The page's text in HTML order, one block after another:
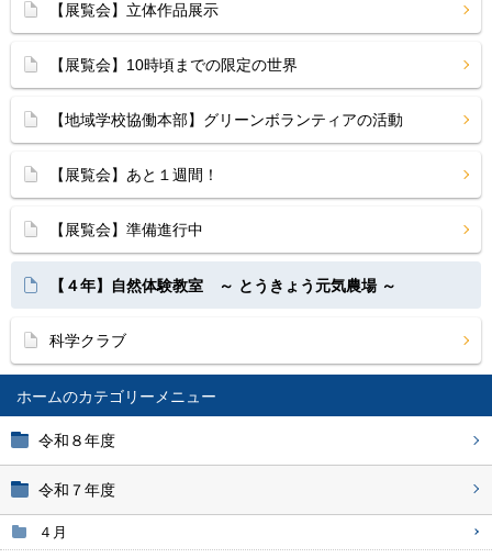
ホーム
令和８年度
令和７年度
４月
【展覧会】立体作品展示
【展覧会】10時頃までの限定の世界
【地域学校協働本部】グリーンボランティアの活動
【展覧会】あと１週間！
【展覧会】準備進行中
【４年】自然体験教室 ～ とうきょう元気農場 ～
科学クラブ